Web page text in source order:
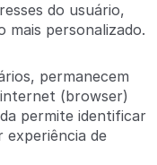
do usuário,
personalizado.
permanecem
(browser)
permite identificar
experiência de